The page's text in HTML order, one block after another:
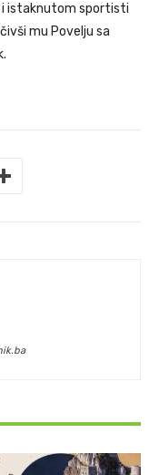
i istaknutom sportisti
mu Povelju sa